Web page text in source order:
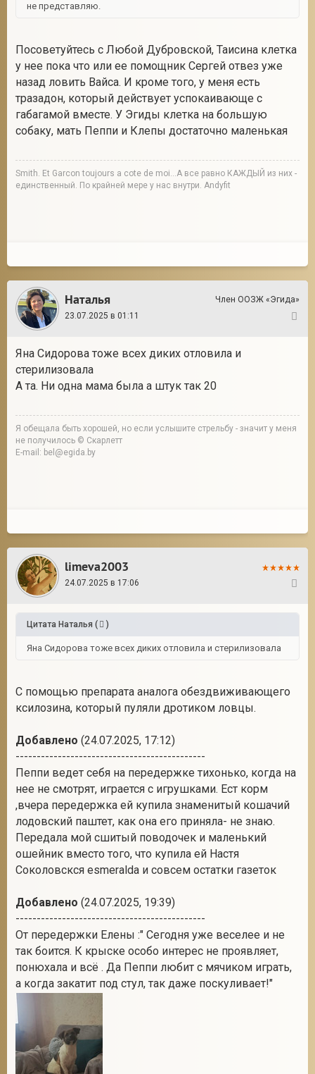
не представляю.
Посоветуйтесь с Любой Дубровской, Таисина клетка
у нее пока что или ее помощник Сергей отвез уже
назад ловить Вайса. И кроме того, у меня есть
тразадон, который действует успокаивающе с
габагамой вместе. У Эгиды клетка на большую
собаку, мать Пеппи и Клепы достаточно маленькая
Smith. Et Garcon toujours a cote de moi...А все равно КАЖДЫЙ из них -
единственный. По крайней мере у нас внутри. Andyfit
Наталья
Член ООЗЖ «Эгида»
23.07.2025 в 01:11
Яна Сидорова тоже всех диких отловила и
стерилизовала
А та. Ни одна мама была а штук так 20
Я обещала быть хорошей, но если услышите стрельбу - значит у меня
не получилось © Скарлетт
E-mail: bel@egida.by
limeva2003
24.07.2025 в 17:06
Цитата Наталья ( )
Яна Сидорова тоже всех диких отловила и стерилизовала
С помощью препарата аналога обездвиживающего
ксилозина, который пуляли дротиком ловцы.
Добавлено (24.07.2025, 17:12)
---------------------------------------------
Пеппи ведет себя на передержке тихонько, когда на
нее не смотрят, играется с игрушками. Ест корм
,вчера передержка ей купила знаменитый кошачий
лодовский паштет, как она его приняла- не знаю.
Передала мой сшитый поводочек и маленький
ошейник вместо того, что купила ей Настя
Соколовскся esmeralda и совсем остатки газеток
Добавлено (24.07.2025, 19:39)
---------------------------------------------
От передержки Елены :" Сегодня уже веселее и не
так боится. К крыске особо интерес не проявляет,
понюхала и всё . Да Пеппи любит с мячиком играть,
а когда закатит под стул, так даже поскуливает!"